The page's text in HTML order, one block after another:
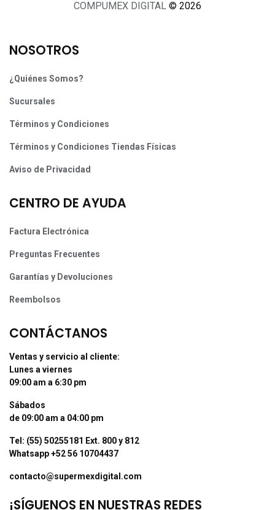
COMPUMEX DIGITAL © 2026
NOSOTROS
¿Quiénes Somos?
Sucursales
Términos y Condiciones
Términos y Condiciones Tiendas Físicas
Aviso de Privacidad
CENTRO DE AYUDA
Factura Electrónica
Preguntas Frecuentes
Garantías y Devoluciones
Reembolsos
CONTÁCTANOS
Ventas y servicio al cliente:
Lunes a viernes
09:00 am a 6:30 pm
Sábados
de 09:00 am a 04:00 pm
Tel: (55) 50255181 Ext. 800 y 812
Whatsapp +52 56 10704437
contacto@supermexdigital.com
¡SÍGUENOS EN NUESTRAS REDES